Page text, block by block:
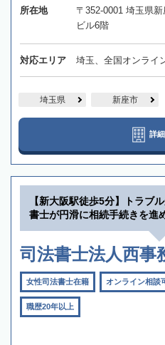
所在地
〒352-0001 埼玉県
ビル6階
対応エリア 埼玉、全国オンライ
埼玉県 新座市
詳
【新大阪駅徒歩5分】トラブ
書士が円滑に相続手続きを進
司法書士法人西事
女性司法書士在籍 オンライン相談
職歴20年以上